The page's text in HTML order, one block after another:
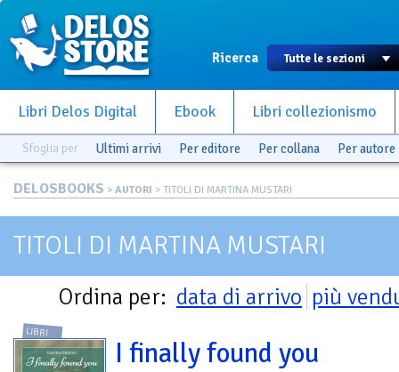
Ricerca
Libri Delos Digital Ebook Libri collezionismo
Sfoglia per Ultimi arrivi Per editore Per collana Per autore
DELOSBOOKS > AUTORI > TITOLI DI MARTINA MUSTARI
TITOLI DI MARTINA MUSTARI
Ordina per: data di arrivo più
LIBRI
I finally found you